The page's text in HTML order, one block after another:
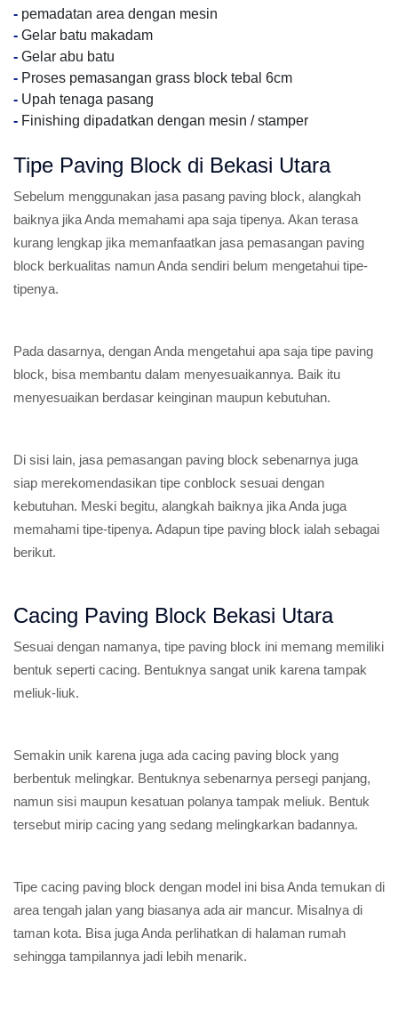
- pemadatan area dengan mesin
- Gelar batu makadam
- Gelar abu batu
- Proses pemasangan grass block tebal 6cm
- Upah tenaga pasang
- Finishing dipadatkan dengan mesin / stamper
Tipe Paving Block di Bekasi Utara
Sebelum menggunakan jasa pasang paving block, alangkah
baiknya jika Anda memahami apa saja tipenya. Akan terasa
kurang lengkap jika memanfaatkan jasa pemasangan paving
block berkualitas namun Anda sendiri belum mengetahui tipe-
tipenya.
Pada dasarnya, dengan Anda mengetahui apa saja tipe paving
block, bisa membantu dalam menyesuaikannya. Baik itu
menyesuaikan berdasar keinginan maupun kebutuhan.
Di sisi lain, jasa pemasangan paving block sebenarnya juga
siap merekomendasikan tipe conblock sesuai dengan
kebutuhan. Meski begitu, alangkah baiknya jika Anda juga
memahami tipe-tipenya. Adapun tipe paving block ialah sebagai
berikut.
Cacing Paving Block Bekasi Utara
Sesuai dengan namanya, tipe paving block ini memang memiliki
bentuk seperti cacing. Bentuknya sangat unik karena tampak
meliuk-liuk.
Semakin unik karena juga ada cacing paving block yang
berbentuk melingkar. Bentuknya sebenarnya persegi panjang,
namun sisi maupun kesatuan polanya tampak meliuk. Bentuk
tersebut mirip cacing yang sedang melingkarkan badannya.
Tipe cacing paving block dengan model ini bisa Anda temukan di
area tengah jalan yang biasanya ada air mancur. Misalnya di
taman kota. Bisa juga Anda perlihatkan di halaman rumah
sehingga tampilannya jadi lebih menarik.